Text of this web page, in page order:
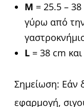
M = 25.5 –
γύρω από
L = 38 cm
Σημείωση: Εάν
εφαρμογή,